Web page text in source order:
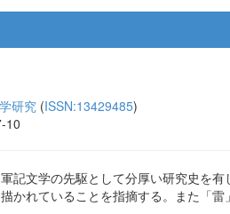
研究 (ISSN:13429485)
10
記文学の先駆として分厚い研究史を
かれていることを指摘する。また「